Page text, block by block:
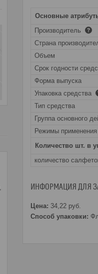
Основные
Производитель
Страна
Объем
Срок годности
Форма выпуска
Упаковка средства
Тип средства
Группа основного
Режимы применения
Количество шт. в
количество
ИНФОРМАЦИЯ ДЛЯ
Цена: 34,22 руб.
Способ упаковки: